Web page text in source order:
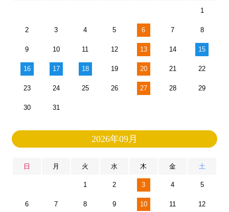
1
2 3 4 5 6 7 8
9 10 11 12 13 14 15
16 17 18 19 20 21 22
23 24 25 26 27 28 29
30 31
2026年09月
日 月 火 水 木 金 土
1 2 3 4 5
6 7 8 9 10 11 12